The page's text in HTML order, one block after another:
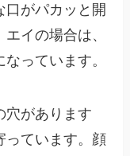
口がパカッと開
イの場合は、
っています。
穴があります
っています。顔